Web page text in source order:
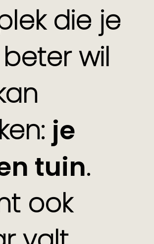
die je
wil
je
tuin.
ook